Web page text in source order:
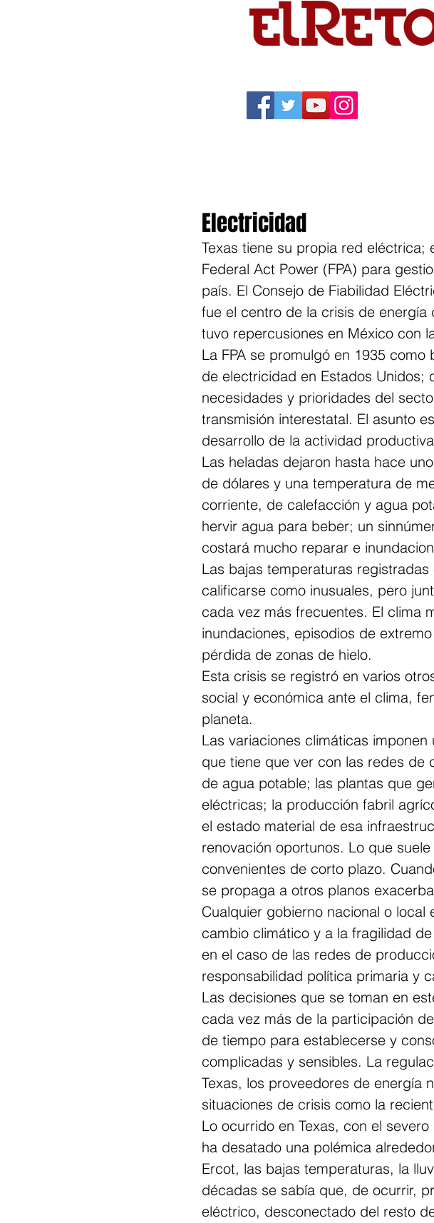
Electricidad
Texas tiene su propia red
Federal Act Power (FPA) para
país. El Consejo de Fiabilidad
fue el centro de la crisis de
tuvo repercusiones en México con
La FPA se promulgó en 1935
de electricidad en Estados Unidos;
necesidades y prioridades del
transmisión interestatal. El asunto
desarrollo de la actividad
Las heladas dejaron hasta hace
de dólares y una temperatura de
corriente, de calefacción y agua
hervir agua para beber; un
costará mucho reparar e
Las bajas temperaturas
calificarse como inusuales, pero
cada vez más frecuentes. El clima
inundaciones, episodios de
pérdida de zonas de hielo.
Esta crisis se registró en varios
social y económica ante el clima,
planeta.
Las variaciones climáticas
que tiene que ver con las redes de
de agua potable; las plantas que
eléctricas; la producción fabril
el estado material de esa
renovación oportunos. Lo que
convenientes de corto plazo.
se propaga a otros planos
Cualquier gobierno nacional o
cambio climático y a la fragilidad
en el caso de las redes de
responsabilidad política primaria y
Las decisiones que se toman en
cada vez más de la participación
de tiempo para establecerse y
complicadas y sensibles. La
Texas, los proveedores de energía
situaciones de crisis como la
Lo ocurrido en Texas, con el
ha desatado una polémica
Ercot, las bajas temperaturas, la
décadas se sabía que, de ocurrir,
eléctrico, desconectado del resto